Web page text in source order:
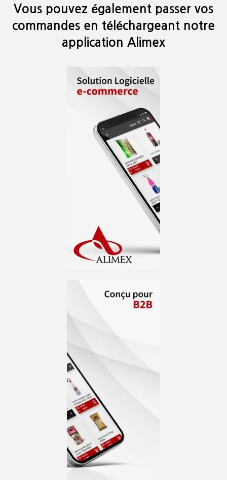
Vous pouvez également passer vos
commandes en téléchargeant notre
application Alimex